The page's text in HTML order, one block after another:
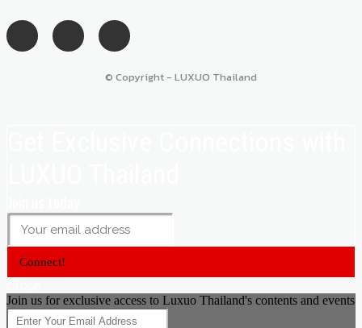
© Copyright - LUXUO Thailand
Connect!
Join us for exclusive access to Luxuo Thailand's contents and events